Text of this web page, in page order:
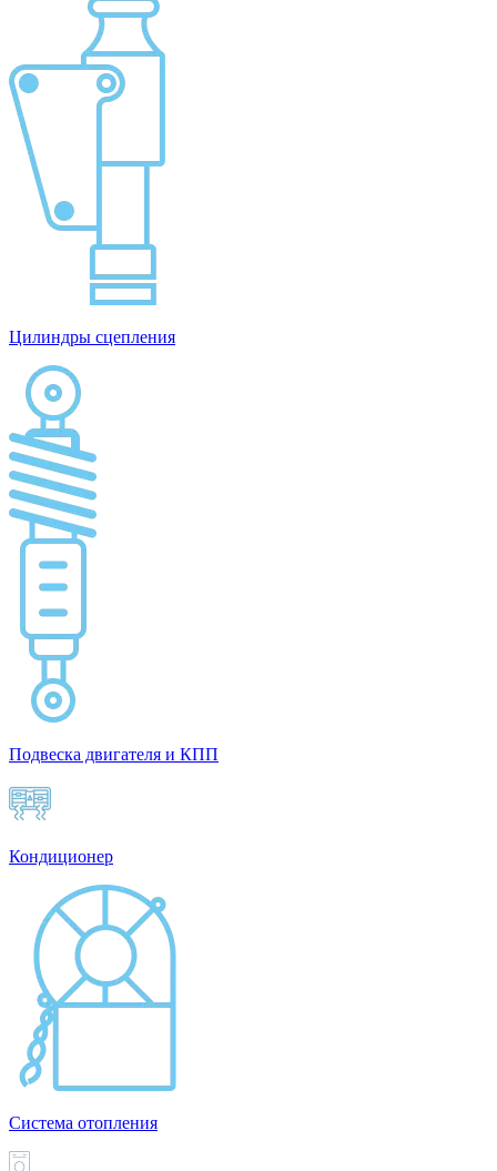
Цилиндры сцепления
Подвеска двигателя и КПП
Кондиционер
Система отопления